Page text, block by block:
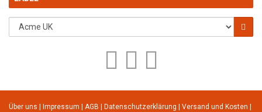
Über uns Impressum AGB Datenschutzerklärung Versand und Kosten